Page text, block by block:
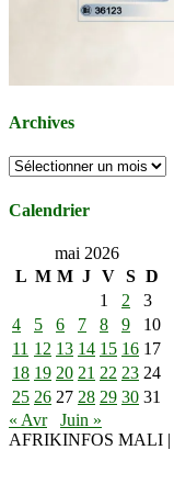
Archives
Archives
Calendrier
mai 2026
L M M J V S D
1
2
3
4
5 6 7 8 9
10
11 12 13 14 15 16 17
18 19 20 21 22 23 24
25 26 27 28 29 30 31
« Avr
Juin »
AFRIKINFOS MALI |